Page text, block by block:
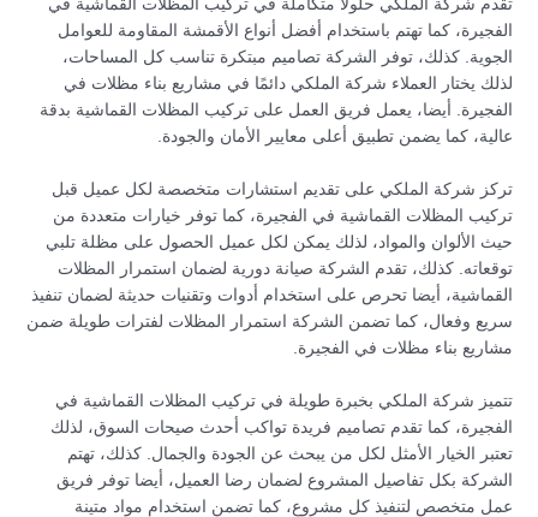
تقدم شركة الملكي حلولاً متكاملة في تركيب المظلات القماشية في
الفجيرة، كما تهتم باستخدام أفضل أنواع الأقمشة المقاومة للعوامل
الجوية. كذلك، توفر الشركة تصاميم مبتكرة تناسب كل المساحات،
لذلك يختار العملاء شركة الملكي دائمًا في مشاريع بناء مظلات في
الفجيرة. أيضا، يعمل فريق العمل على تركيب المظلات القماشية بدقة
عالية، كما يضمن تطبيق أعلى معايير الأمان والجودة.
تركز شركة الملكي على تقديم استشارات متخصصة لكل عميل قبل
تركيب المظلات القماشية في الفجيرة، كما توفر خيارات متعددة من
حيث الألوان والمواد، لذلك يمكن لكل عميل الحصول على مظلة تلبي
توقعاته. كذلك، تقدم الشركة صيانة دورية لضمان استمرار المظلات
القماشية، أيضا تحرص على استخدام أدوات وتقنيات حديثة لضمان تنفيذ
سريع وفعال، كما تضمن الشركة استمرار المظلات لفترات طويلة ضمن
مشاريع بناء مظلات في الفجيرة.
تتميز شركة الملكي بخبرة طويلة في تركيب المظلات القماشية في
الفجيرة، كما تقدم تصاميم فريدة تواكب أحدث صيحات السوق، لذلك
تعتبر الخيار الأمثل لكل من يبحث عن الجودة والجمال. كذلك، تهتم
الشركة بكل تفاصيل المشروع لضمان رضا العميل، أيضا توفر فريق
عمل متخصص لتنفيذ كل مشروع، كما تضمن استخدام مواد متينة